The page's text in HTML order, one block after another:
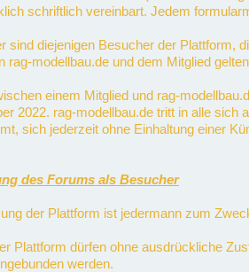
schriftlich vereinbart. Jedem
sind diejenigen Besucher der Plattform,
rag-modellbau.de und dem Mitglied
einem Mitglied und rag-
2022. rag-modellbau.de tritt in alle
sich jederzeit ohne Einhaltung einer
des Forums als Besucher
der Plattform ist jedermann zum
Plattform dürfen ohne ausdrückliche
werden.